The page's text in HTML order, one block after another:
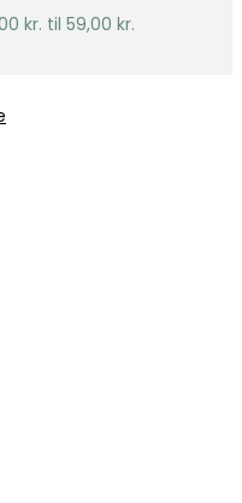
kr. til 59,00 kr.